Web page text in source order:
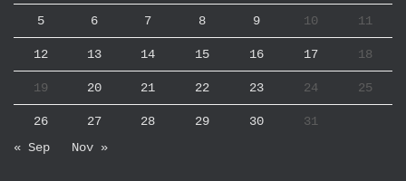
5 6 7 8 9 10 11
12 13 14 15 16 17 18
19 20 21 22 23 24 25
26 27 28 29 30
31
« Sep
Nov »